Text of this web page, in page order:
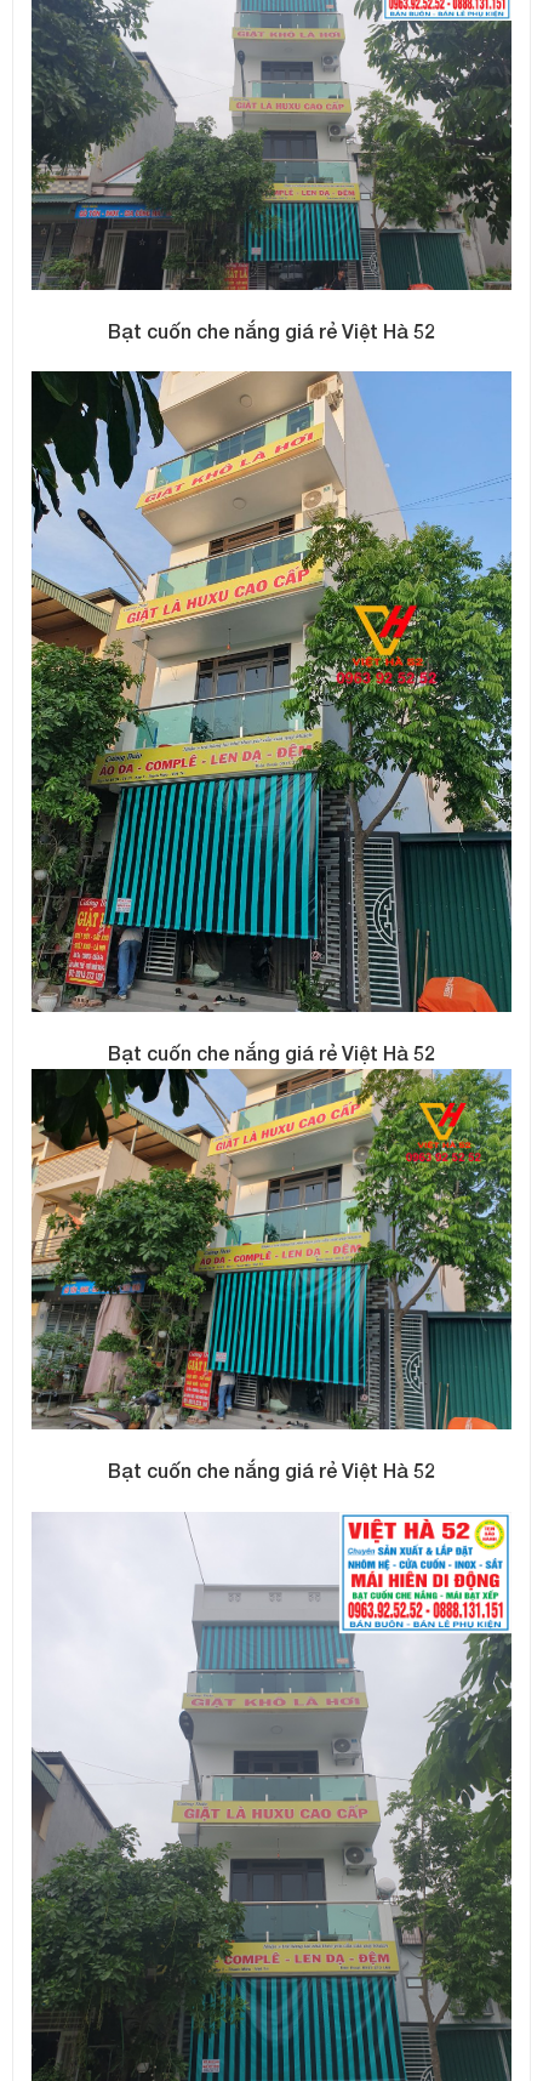
Bạt cuốn che nắng giá rẻ Việt Hà 52
Bạt cuốn che nắng giá rẻ Việt Hà 52
Bạt cuốn che nắng giá rẻ Việt Hà 52